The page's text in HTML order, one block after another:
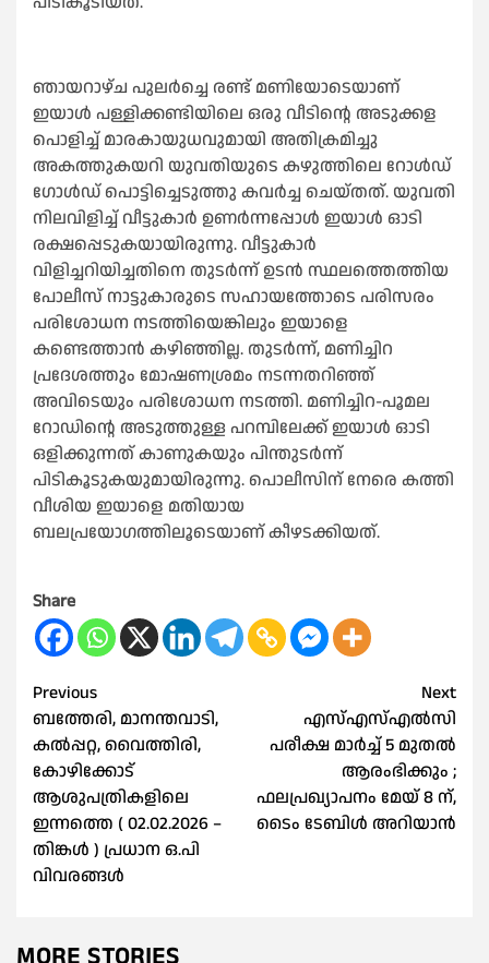
ഞായറാഴ്ച പുലർച്ചെ രണ്ട് മണിയോടെയാണ്
ഇയാൾ പള്ളിക്കണ്ടിയിലെ ഒരു വീടിന്റെ അടുക്കള
പൊളിച്ച് മാരകായുധവുമായി അതിക്രമിച്ചു
അകത്തുകയറി യുവതിയുടെ കഴുത്തിലെ റോൾഡ്
ഗോൾഡ്‌ പൊട്ടിച്ചെടുത്തു കവർച്ച ചെയ്തത്. യുവതി
നിലവിളിച്ച് വീട്ടുകാർ ഉണർന്നപ്പോൾ ഇയാൾ ഓടി
രക്ഷപ്പെടുകയായിരുന്നു. വീട്ടുകാർ
വിളിച്ചറിയിച്ചതിനെ തുടർന്ന് ഉടൻ സ്ഥലത്തെത്തിയ
പോലീസ് നാട്ടുകാരുടെ സഹായത്തോടെ പരിസരം
പരിശോധന നടത്തിയെങ്കിലും ഇയാളെ
കണ്ടെത്താൻ കഴിഞ്ഞില്ല. തുടർന്ന്, മണിച്ചിറ
പ്രദേശത്തും മോഷണശ്രമം നടന്നതറിഞ്ഞ്
അവിടെയും പരിശോധന നടത്തി. മണിച്ചിറ-പൂമല
റോഡിന്റെ അടുത്തുള്ള പറമ്പിലേക്ക് ഇയാൾ ഓടി
ഒളിക്കുന്നത് കാണുകയും പിന്തുടർന്ന്
പിടികൂടുകയുമായിരുന്നു. പൊലീസിന് നേരെ കത്തി
വീശിയ ഇയാളെ മതിയായ
ബലപ്രയോഗത്തിലൂടെയാണ് കീഴടക്കിയത്.
Share
Post
navigation
Previous
ബത്തേരി, മാനന്തവാടി,
കൽപ്പറ്റ, വൈത്തിരി,
കോഴിക്കോട്
ആശുപത്രികളിലെ
ഇന്നത്തെ ( 02.02.2026 –
തിങ്കൾ ) പ്രധാന ഒ.പി
വിവരങ്ങൾ
Next
എസ്‌എസ്‌എല്‍സി
പരീക്ഷ മാര്‍ച്ച്‌ 5 മുതല്‍
ആരംഭിക്കും ;
ഫലപ്രഖ്യാപനം മേയ് 8 ന്,
ടൈം ടേബിൾ അറിയാൻ